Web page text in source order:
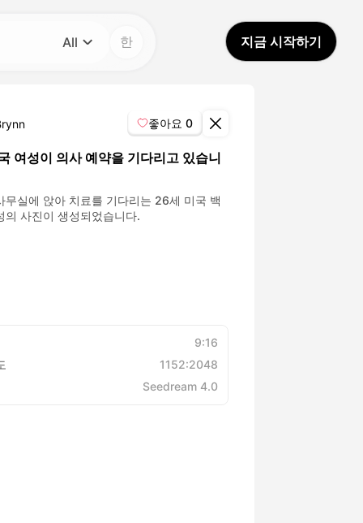
All
Avatar Video
Pet Video
한 지금 시작하기
좋아요 0
여성이 의사 예약을 기다리고 있습니
무실에 앉아 치료를 기다리는 26세 미국 백
의 사진이 생성되었습니다.
9:16
1152:2048
Seedream 4.0